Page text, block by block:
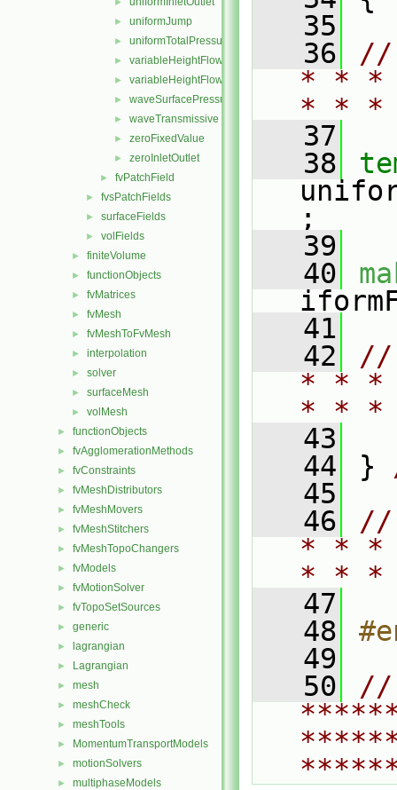
► uniformJump
► uniformTotalPressure
► variableHeightFlowRate
► variableHeightFlowRateInletVelocity
► waveSurfacePressure
► waveTransmissive
► zeroFixedValue
► zeroInletOutlet
► fvPatchField
► fvsPatchFields
► surfaceFields
► volFields
► finiteVolume
► functionObjects
► fvMatrices
► fvMesh
► fvMeshToFvMesh
► interpolation
► solver
► surfaceMesh
► volMesh
► functionObjects
► fvAgglomerationMethods
► fvConstraints
► fvMeshDistributors
► fvMeshMovers
► fvMeshStitchers
► fvMeshTopoChangers
► fvModels
► fvMotionSolver
► fvTopoSetSources
► generic
► lagrangian
► Lagrangian
► mesh
► meshCheck
► meshTools
► MomentumTransportModels
► motionSolvers
► multiphaseModels
   35
   36
//
* * *
* *
   37
   38
;
   39
   40
   41
   42
//
* * *
* *
   43
   44
}
   45
   46
//
* * *
* *
   47
   48
   49
   50
//